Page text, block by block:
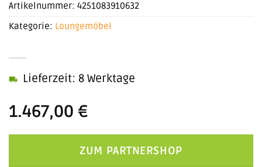
1.467,00 €
Lieferzeit: 8 Werktage
ZUM PARTNERSHOP
Artikelnummer: 4251083910632
Kategorie: Loungemöbel